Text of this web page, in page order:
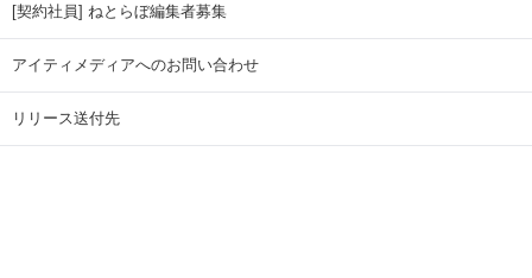
[契約社員] ねとらぼ編集者募集
アイティメディアへのお問い合わせ
リリース送付先